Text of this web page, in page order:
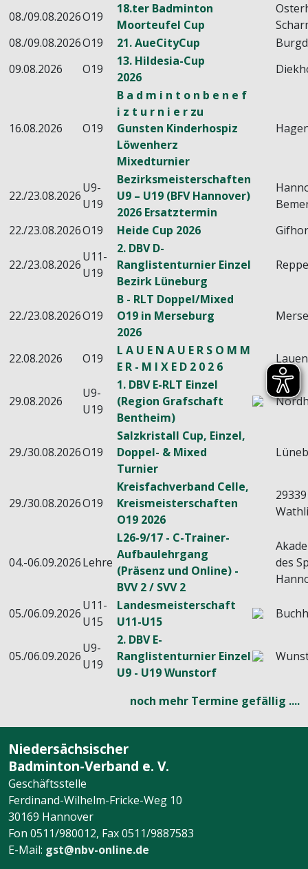
08./09.08.2026O19
18.ter Badminton
Moorteufel Cup
08./09.08.2026O19 21. AueCityCup
09.08.2026
O19
13. Hildesia-Cup
2026
16.08.2026 O19
B a d m i n t o n b e n e f
i z t u r n i e r zu
Gunsten Kinderhospiz
Löwenherz
Mixedturnier
22./23.08.2026
U9-
U19
Bezirksmeisterschaften
U9 – U19 (BFV Hannover)
2026 Ersatztermin
22./23.08.2026O19 Heide Cup 2026
22./23.08.2026
U11-
U19
2. DBV D-
Ranglistenturnier Einzel
Bezirk Lüneburg
22./23.08.2026O19
B - RLT Doppel/Mixed
O19 in Merseburg
2026
22.08.2026 O19
L A U E N A U E R S O M M
E R - M I X E D 2 0 2 6
29.08.2026
U9-
U19
1. DBV E-RLT Einzel
(Region Grafschaft
Bentheim)
29./30.08.2026O19
Salzkristall Cup, Einzel,
Doppel- & Mixed
Turnier
29./30.08.2026O19
Kreisfachverband Celle,
Kreismeisterschaften
O19 2026
29339
04.-06.09.2026Lehre
L26-9/17 - C-Trainer-
Aufbaulehrgang
(Präsenz und Online) -
BVV 2 / SVV 2
des
05./06.09.2026
U11-
U15
Landesmeisterschaft
U11-U15
05./06.09.2026
U9-
U19
2. DBV E-
Ranglistenturnier Einzel
U9 - U19 Wunstorf
noch mehr Termine gefällig ....
Niedersächsischer
Badminton-Verband e. V.
Geschäftsstelle
Ferdinand-Wilhelm-Fricke-Weg 10
30169 Hannover
Fon 0511/980012, Fax 0511/9887583
E-Mail: gst@nbv-online.de